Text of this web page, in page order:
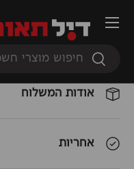
חיפוש
חיפוש
תפריט
תאור המוצר
אודות המשלוח
אחריות